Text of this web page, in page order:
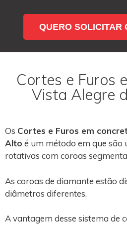
QUERO SOLICITAR
Cortes e Furos
Vista Alegre
Os Cortes e Furos em
Alto é um método em que
rotativas com coroas
As coroas de diamante estão
diâmetros diferentes.
A vantagem desse sistema de